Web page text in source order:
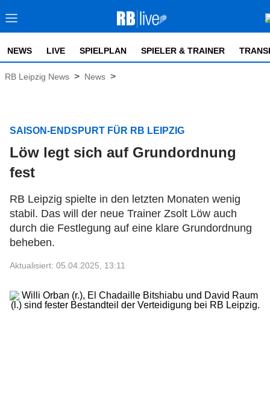
NEWS LIVE SPIELPLAN SPIELER & TRAINER
RB Leipzig News > News >
SAISON-ENDSPURT FÜR RB LEIPZIG
Löw legt sich auf Grundordnung
fest
RB Leipzig spielte in den letzten Monaten wenig
stabil. Das will der neue Trainer Zsolt Löw auch
durch die Festlegung auf eine klare Grundordnung
beheben.
Aktualisiert: 05.04.2025, 13:11